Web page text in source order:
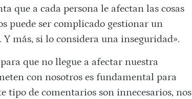
que a cada persona le afectan las cosas
puede ser complicado gestionar un
más, si lo considera una inseguridad».
que no llegue a afectar nuestra
con nosotros es fundamental para
tipo de comentarios son innecesarios, nos